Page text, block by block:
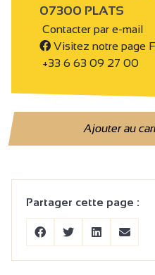
07300 PLATS
Contacter par e-mail
Visitez notre page
+33 6 63 09 27 00
Ajouter au
Partager cette page :